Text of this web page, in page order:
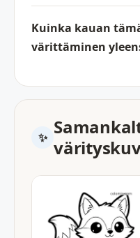
Kuinka kauan
värittäminen